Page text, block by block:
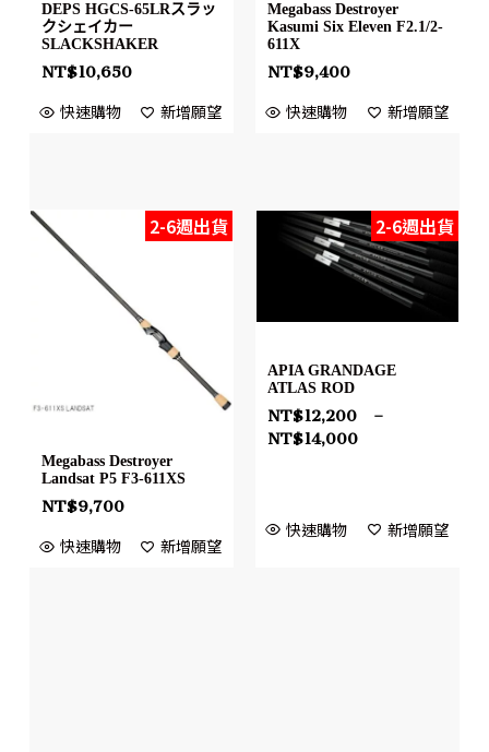
DEPS HGCS-65LRスラッ
クシェイカー
SLACKSHAKER
NT$10,650
快速購物 新增願望
Megabass Destroyer
Kasumi Six Eleven F2.1/2-
611X
NT$9,400
快速購物 新增願望
2-6週出貨
Megabass Destroyer
Landsat P5 F3-611XS
NT$9,700
快速購物 新增願望
2-6週出貨
APIA GRANDAGE
ATLAS ROD
NT$12,200
–
NT$14,000
快速購物 新增願望